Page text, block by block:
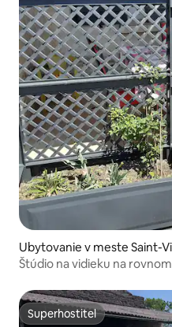
Ubytovanie v meste Saint-
Štúdio na vidieku na
Superhostiteľ
Superhostiteľ